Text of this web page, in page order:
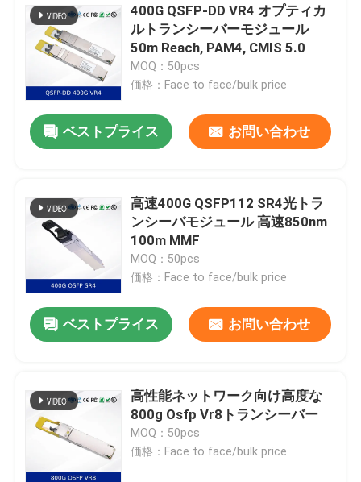
400G QSFP-DD VR4 オプティカ
ルトランシーバーモジュール
50m Reach, PAM4, CMIS 5.0
MOQ：50pcs
価格：Face to face/bulk price
ベストプライス お問い合わせ
高速400G QSFP112 SR4光トラ
ンシーバモジュール 高速850nm
100m MMF
MOQ：50pcs
価格：Face to face/bulk price
ベストプライス お問い合わせ
高性能ネットワーク向け高度な
800g Osfp Vr8トランシーバー
MOQ：50pcs
価格：Face to face/bulk price